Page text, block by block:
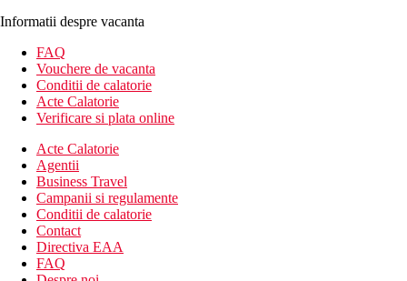
Informatii despre vacanta
FAQ
Vouchere de vacanta
Conditii de calatorie
Acte Calatorie
Verificare si plata online
Acte Calatorie
Agentii
Business Travel
Campanii si regulamente
Conditii de calatorie
Contact
Directiva EAA
FAQ